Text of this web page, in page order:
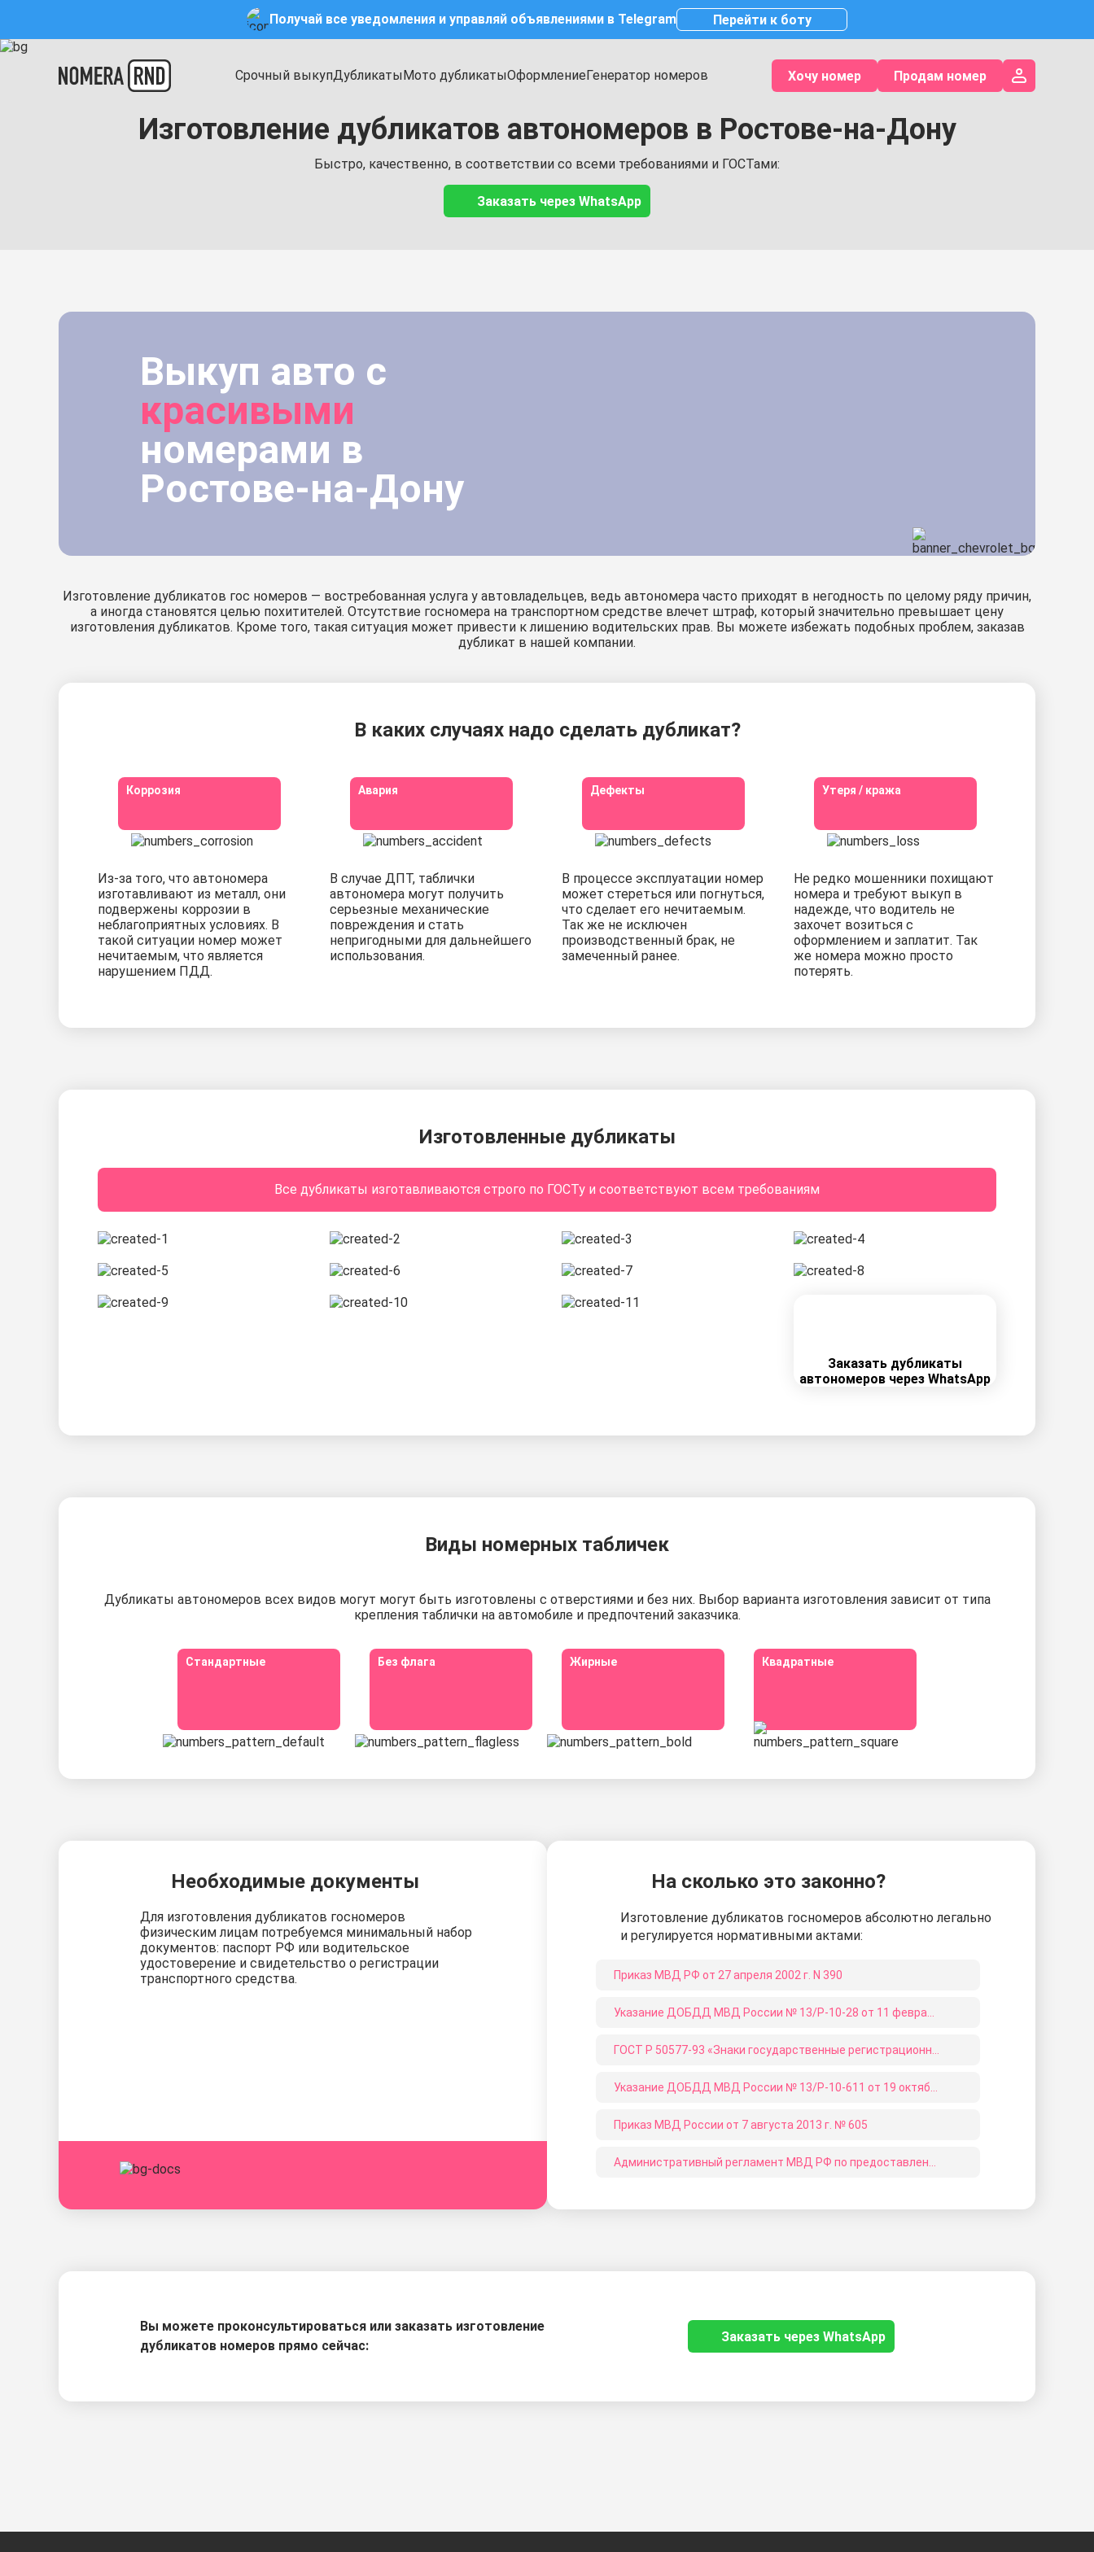
Получай все уведомления и управляй объявлениями в Telegram Перейти к боту
Срочный выкупДубликатыМото дубликатыОформлениеГенератор номеров Хочу номер Продам номер
Изготовление дубликатов автономеров в Ростове-на-Дону
Быстро, качественно, в соответствии со всеми требованиями и ГОСТами:
Заказать через WhatsApp
Выкуп авто с
красивыми
номерами в
Ростове-на-Дону
Изготовление дубликатов гос номеров — востребованная услуга у автовладельцев, ведь автономера часто приходят в негодность по целому ряду причин,
а иногда становятся целью похитителей. Отсутствие госномера на транспортном средстве влечет штраф, который значительно превышает цену
изготовления дубликатов. Кроме того, такая ситуация может привести к лишению водительских прав. Вы можете избежать подобных проблем, заказав
дубликат в нашей компании.
В каких случаях надо сделать дубликат?
Коррозия
Из-за того, что автономера
изготавливают из металл, они
подвержены коррозии в
неблагоприятных условиях. В
такой ситуации номер может
нечитаемым, что является
нарушением ПДД.
Авария
В случае ДПТ, таблички
автономера могут получить
серьезные механические
повреждения и стать
непригодными для дальнейшего
использования.
Дефекты
В процессе эксплуатации номер
может стереться или погнуться,
что сделает его нечитаемым.
Так же не исключен
производственный брак, не
замеченный ранее.
Утеря / кража
Не редко мошенники похищают
номера и требуют выкуп в
надежде, что водитель не
захочет возиться с
оформлением и заплатит. Так
же номера можно просто
потерять.
Изготовленные дубликаты
Все дубликаты изготавливаются строго по ГОСТу и соответствуют всем требованиям
Заказать дубликаты
автономеров через WhatsApp
Виды номерных табличек
Дубликаты автономеров всех видов могут могут быть изготовлены с отверстиями и без них. Выбор варианта изготовления зависит от типа
крепления таблички на автомобиле и предпочтений заказчика.
Стандартные Без флага Жирные Квадратные
Необходимые документы
Для изготовления дубликатов госномеров
физическим лицам потребуемся минимальный набор
документов: паспорт РФ или водительское
удостоверение и свидетельство о регистрации
транспортного средства.
На сколько это законно?
Изготовление дубликатов госномеров абсолютно легально
и регулируется нормативными актами:
Приказ МВД РФ от 27 апреля 2002 г. N 390
Приказ МВД России от 7 августа 2013 г. № 605
Вы можете проконсультироваться или заказать изготовление
дубликатов номеров прямо сейчас:
Заказать через WhatsApp